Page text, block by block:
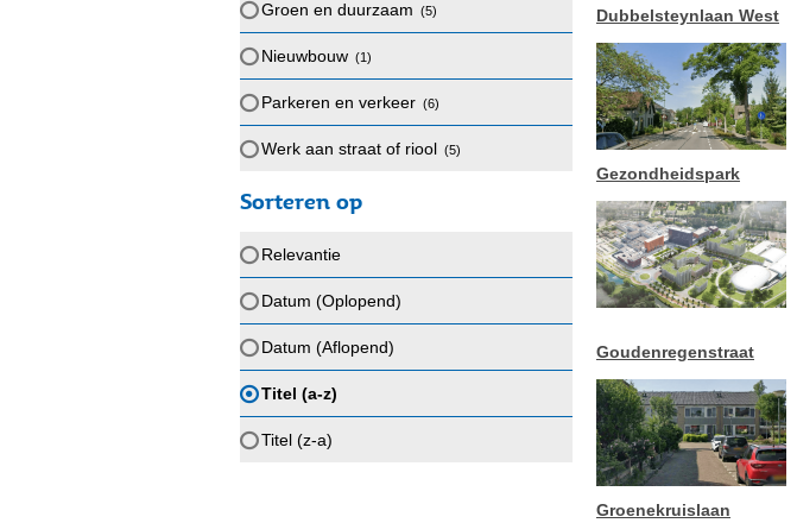
Dubbelsteynlaan West
Gezondheidspark
Goudenregenstraat
Groenekruislaan
Groen en duurzaam (5)
Nieuwbouw (1)
Parkeren en verkeer (6)
Werk aan straat of riool (5)
Sorteren op
Relevantie
Datum (Oplopend)
Datum (Aflopend)
Titel (a-z)
Titel (z-a)